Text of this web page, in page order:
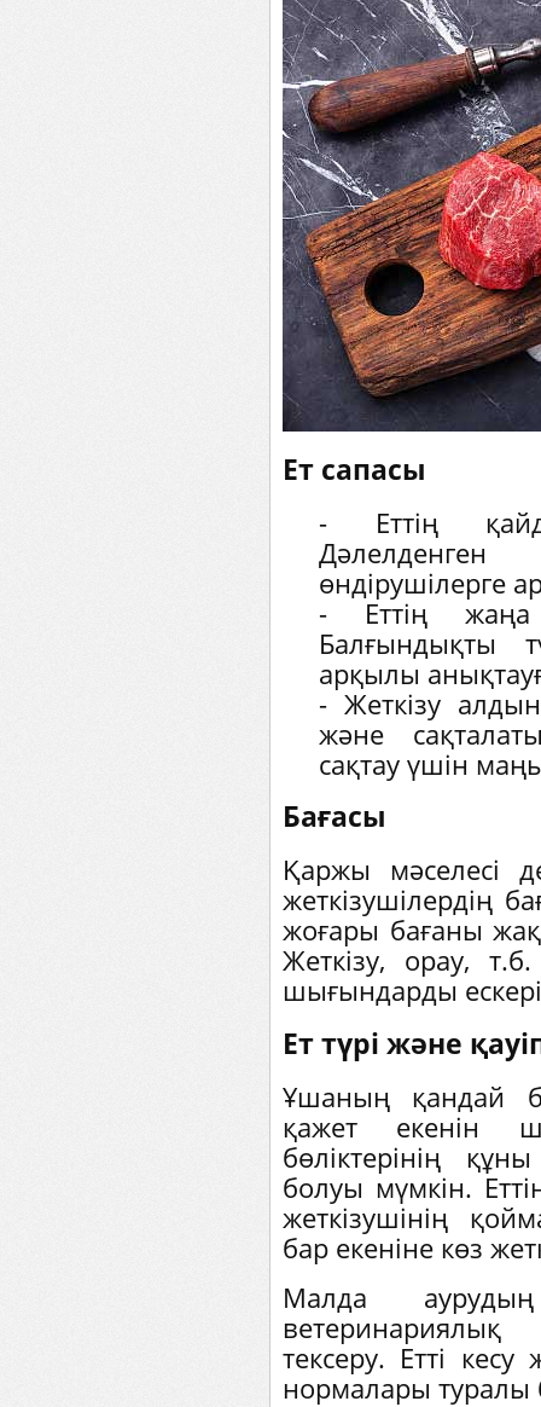
Ет сапасы
- Еттің
Дәлелденген
өндірушілерге
- Еттің жаңа
Балғындықты
арқылы
- Жеткізу
және
сақтау үшін
Бағасы
Қаржы мәселесі
жеткізушілердің
жоғары бағаны
Жеткізу, орау,
шығындарды
Ет түрі және
Ұшаның қандай
қажет екенін
бөліктерінің
болуы мүмкін.
жеткізушінің
бар екеніне көз
Малда
тексеру. Етті кесу
нормалары туралы